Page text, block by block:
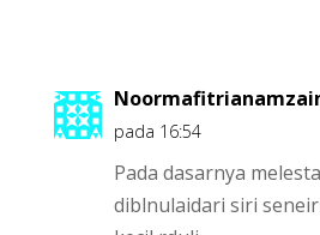
pada 16:54
Pada dasarnya
diblnulaidari siri